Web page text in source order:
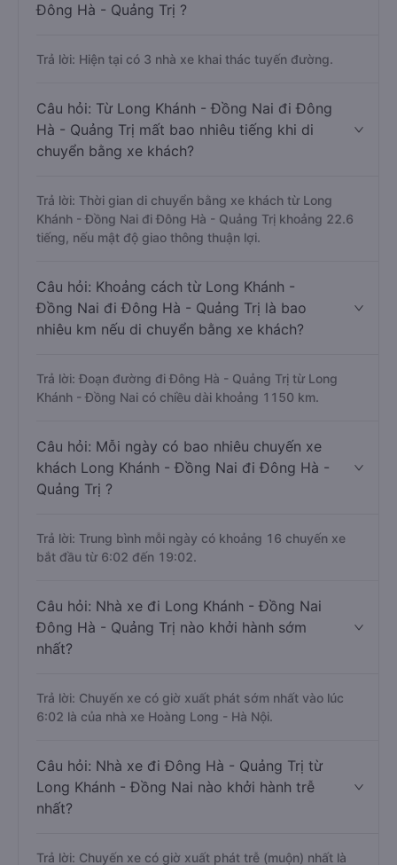
Đông Hà - Quảng Trị ?
Trả lời: Hiện tại có 3 nhà xe khai thác tuyến đường.
Câu hỏi: Từ Long Khánh - Đồng Nai đi Đông
Hà - Quảng Trị mất bao nhiêu tiếng khi di
chuyển bằng xe khách?
Trả lời: Thời gian di chuyển bằng xe khách từ Long
Khánh - Đồng Nai đi Đông Hà - Quảng Trị khoảng 22.6
tiếng, nếu mật độ giao thông thuận lợi.
Câu hỏi: Khoảng cách từ Long Khánh -
Đồng Nai đi Đông Hà - Quảng Trị là bao
nhiêu km nếu di chuyển bằng xe khách?
Trả lời: Đoạn đường đi Đông Hà - Quảng Trị từ Long
Khánh - Đồng Nai có chiều dài khoảng 1150 km.
Câu hỏi: Mỗi ngày có bao nhiêu chuyến xe
khách Long Khánh - Đồng Nai đi Đông Hà -
Quảng Trị ?
Trả lời: Trung bình mỗi ngày có khoảng 16 chuyến xe
bắt đầu từ 6:02 đến 19:02.
Câu hỏi: Nhà xe đi Long Khánh - Đồng Nai
Đông Hà - Quảng Trị nào khởi hành sớm
nhất?
Trả lời: Chuyến xe có giờ xuất phát sớm nhất vào lúc
6:02 là của nhà xe Hoàng Long - Hà Nội.
Câu hỏi: Nhà xe đi Đông Hà - Quảng Trị từ
Long Khánh - Đồng Nai nào khởi hành trễ
nhất?
Trả lời: Chuyến xe có giờ xuất phát trễ (muộn) nhất là